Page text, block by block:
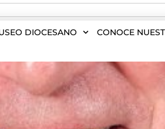
DIOCESANO CONOCE